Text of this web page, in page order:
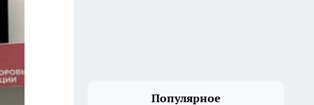
Популярное